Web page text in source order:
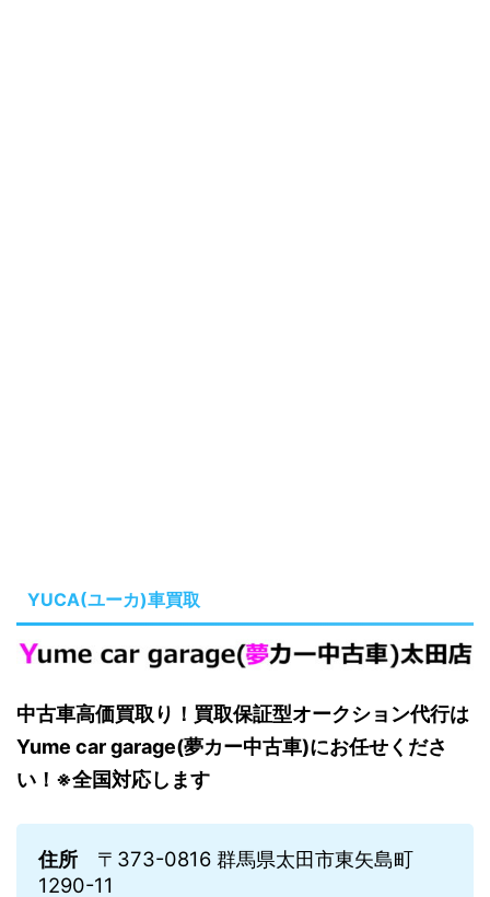
YUCA(ユーカ)車買取
中古車高価買取り！買取保証型オークション代行は
Yume car garage(夢カー中古車)にお任せくださ
い！※全国対応します
住所 〒373-0816 群馬県太田市東矢島町
1290-11